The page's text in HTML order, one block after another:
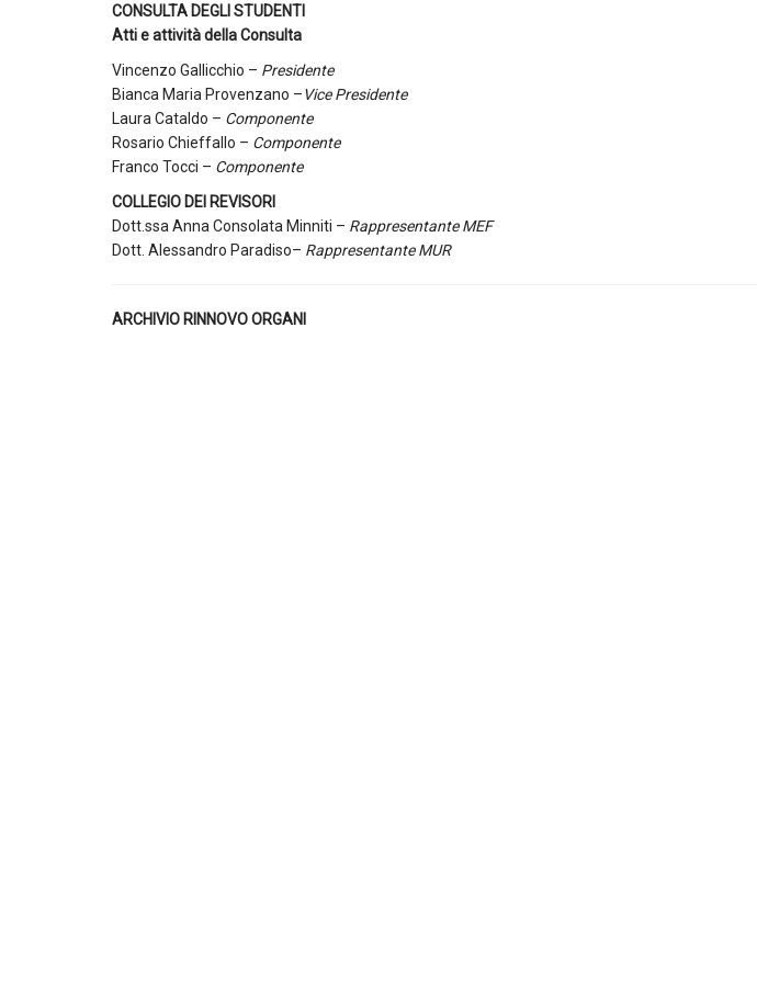
CONSULTA DEGLI STUDENTI
Atti e attività della Consulta
Vincenzo Gallicchio – Presidente
Bianca Maria Provenzano –Vice Presidente
Laura Cataldo – Componente
Rosario Chieffallo – Componente
Franco Tocci – Componente
COLLEGIO DEI REVISORI
Dott.ssa Anna Consolata Minniti – Rappresentante MEF
Dott. Alessandro Paradiso– Rappresentante MUR
ARCHIVIO RINNOVO ORGANI